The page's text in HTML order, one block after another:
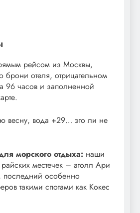
рейсом из Москвы,
брони отеля, отрицательном
96 часов и заполненной
весну, вода +29… это ли не
морского отдыха: наши
местечек – атолл Ари
особенно
такими спотами как Кокес